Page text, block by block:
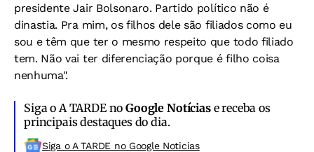
presidente Jair Bolsonaro. Partido político não é
dinastia. Pra mim, os filhos dele são filiados como eu
sou e têm que ter o mesmo respeito que todo filiado
tem. Não vai ter diferenciação porque é filho coisa
nenhuma".
Siga o A TARDE noGoogle Notíciase receba os
principais destaques do dia.
Siga o A TARDE no Google Noticias